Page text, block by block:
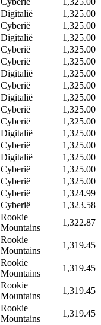
Digitalië
1,325.00
Cyberië
1,325.00
Digitalië
1,325.00
Cyberië
1,325.00
Cyberië
1,325.00
Digitalië
1,325.00
Cyberië
1,325.00
Digitalië
1,325.00
Cyberië
1,325.00
Cyberië
1,325.00
Digitalië
1,325.00
Cyberië
1,325.00
Digitalië
1,325.00
Cyberië
1,325.00
Cyberië
1,325.00
Cyberië
1,324.99
Cyberië
1,323.58
Rookie
Mountains
1,322.87
Rookie
Mountains
1,319.45
Rookie
Mountains
1,319.45
Rookie
Mountains
1,319.45
Rookie
Mountains
1,319.45